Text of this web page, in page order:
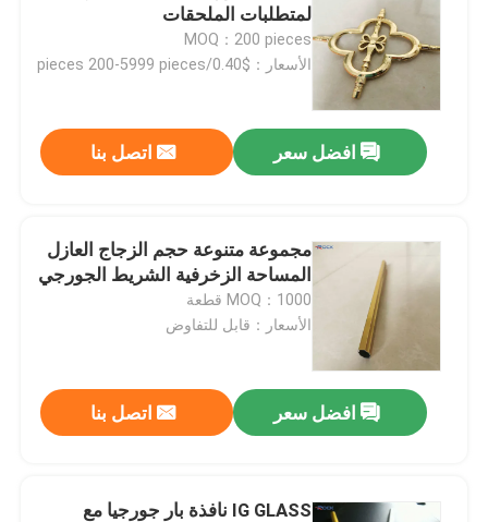
بار بوتيل فاصل
نوافذ الجورجية بار
شريط بوتيل مانع التسرب
وسادة الفلين
المجفف المنخل الجزيئي
لمتطلبات الملحقات
MOQ：200 pieces
الأسعار：$0.40/pieces 200-5999 pieces
افضل سعر اتصل بنا
مجموعة متنوعة حجم الزجاج العازل
المساحة الزخرفية الشريط الجورجي
MOQ：1000 قطعة
الأسعار：قابل للتفاوض
افضل سعر اتصل بنا
IG GLASS نافذة بار جورجيا مع